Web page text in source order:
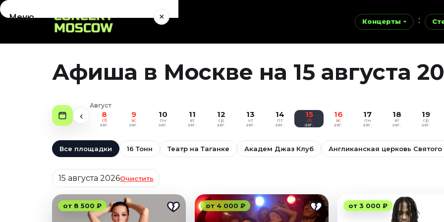
Концерты
Меню ×
Концерты
Сентябрь 2026
Декабрь 2026
Январь 2027
Сентябрь 2026
Октябрь 2026
Ноябрь 2026
Декабрь 2026
Афиша в Москве на 15 августа
‹
Август
8
сб
авг.
9
вс
авг.
10
пн
авг.
11
вт
авг.
12
ср
авг.
13
чт
авг.
14
пт
авг.
15
сб
авг.
16
вс
авг.
17
пн
авг.
18
вт
авг.
19
ср
авг.
Все площадки 16 Тонн Театр на Таганке Академ Джаз Клуб Англиканская церковь
Дата
15 августа 2026Очистить
от 8 500 ₽ от 4 000 ₽ от 3 000 ₽